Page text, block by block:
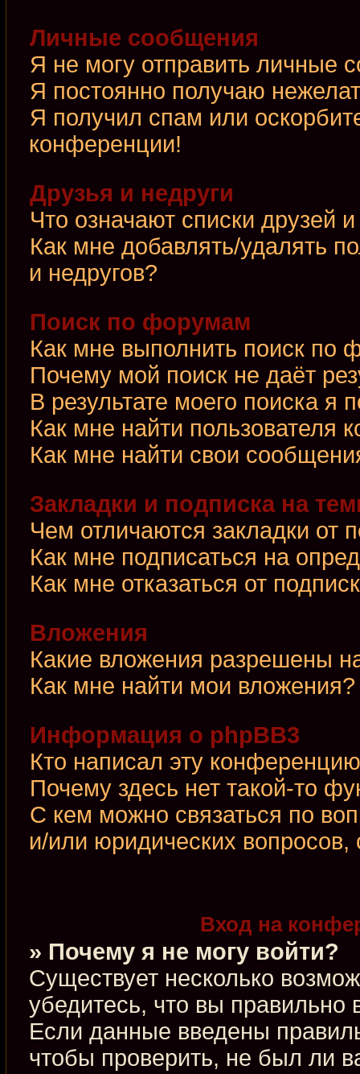
Личные сообщения
Я не могу отправить личные
Я постоянно получаю
Я получил спам или
конференции!
Друзья и недруги
Что означают списки друзей
Как мне добавлять/удалять
и недругов?
Поиск по форумам
Как мне выполнить поиск
Почему мой поиск не даёт
В результате моего поиска я
Как мне найти пользователя
Как мне найти свои
Закладки и подписка на
Чем отличаются закладки от
Как мне подписаться на
Как мне отказаться от
Вложения
Какие вложения разрешены
Как мне найти мои вложения?
Информация о phpBB3
Кто написал эту
Почему здесь нет такой-то
С кем можно связаться по
и/или юридических
Вход на
» Почему я не могу войти?
Существует несколько
убедитесь, что вы правильно
Если данные введены
чтобы проверить, не был ли